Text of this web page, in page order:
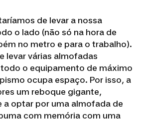
de levar a nossa
o lado (não só na hora de
no metro e para o trabalho).
levar várias almofadas
o equipamento de máximo
ocupa espaço. Por isso, a
um reboque gigante,
a optar por uma almofada de
com memória com uma